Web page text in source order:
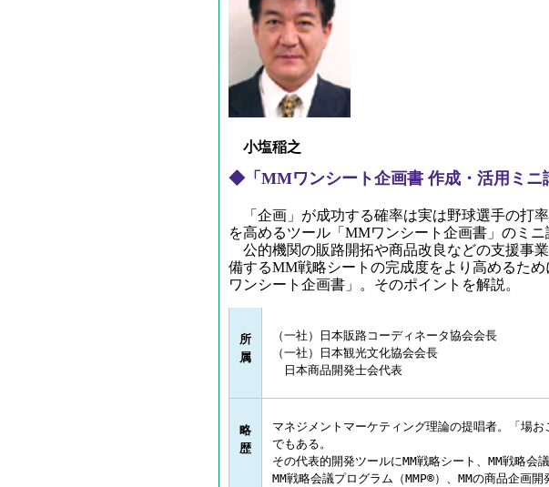
小塩稲之
◆「MMワンシート企画書 作成・活用ミ
「企画」が成功する確率は実は野球選手の打
を高めるツール「MMワンシート企画書」のミニ
公的機関の販路開拓や商品改良などの支援事
備するMM戦略シートの完成度をより高めるた
ワンシート企画書」
。そのポイントを解説。
所
属
（一社）日本販路コーディネータ協
（一社）日本観光文化協会会長
日本商品開発士会代表
略
歴
マネジメントマーケティング理論の提唱者。「場お
でもある。
その代表的開発ツールにMM戦略シート、MM戦略会議
MM戦略会議プログラム（MMP®）、MMの商品企画